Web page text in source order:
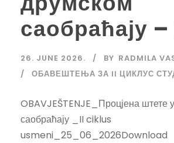
саобраћају
26. JUNE 2026. BY RADMILA
ОБАВЕШТЕЊА ЗА II ЦИКЛУС
OBAVJEŠTENJE_Процјена штете
саобраћају _II ciklus
usmeni_25_06_2026Download